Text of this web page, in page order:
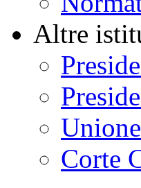
Altre
Corte